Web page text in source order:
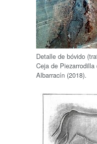
Detalle de bóvido
Ceja de
Albarracín (2018).